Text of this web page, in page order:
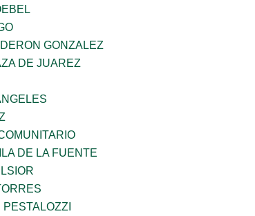
GONZALEZ
DE JUAREZ
DE LA FUENTE